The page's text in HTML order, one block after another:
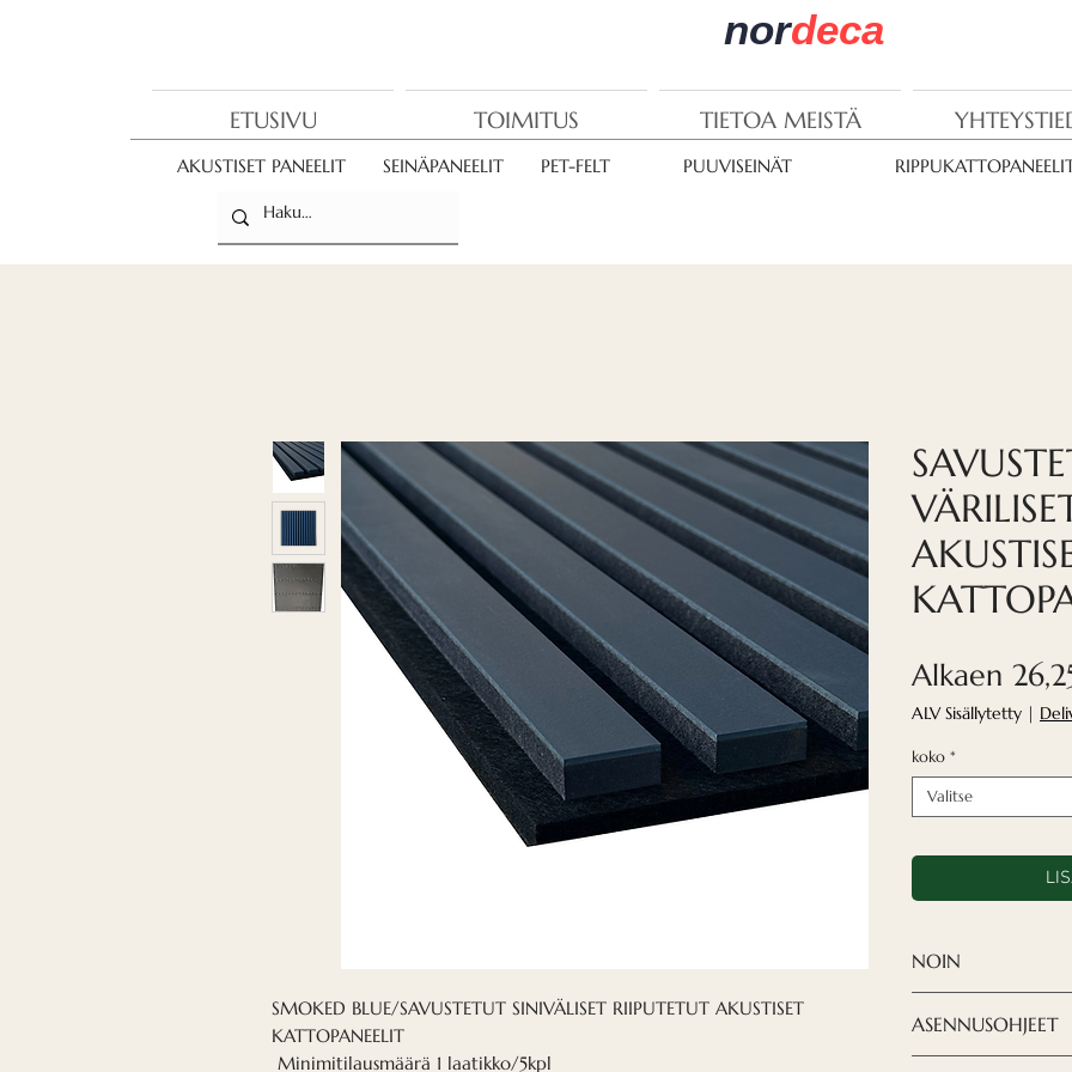
nordeca
ETUSIVU TOIMITUS TIETOA MEISTÄ
AKUSTISET PANEELIT SEINÄPANEELIT PET-FELT PUUVISEINÄT
SMOKED BLUE/SAVUSTETUT SINIVÄLISET RIIPUTETUT AKUSTISET
KATTOPANEELIT
Minimitilausmäärä 1 laatikko/5kpl
Alkaen
ALV Sisällytetty |
koko *
Valitse
NOIN
hienostunut
ASENNUSOHJEET